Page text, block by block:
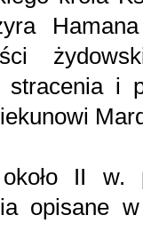
stracenia i
około II
opisane